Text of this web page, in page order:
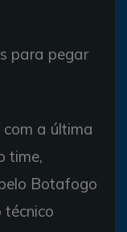
para pegar
a última
time,
Botafogo
técnico